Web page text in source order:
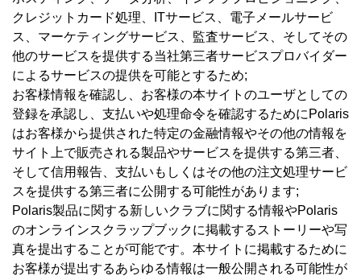
クレジットカード処理、ITサービス、電子メールサービ
ス、マーケティングサービス、監査サービス、そしてその
他のサービスを提供する当社第三者サービスプロバイダー
によるサービスの提供を可能とするため;
お客様情報を確認し、お客様の本サイトのユーザとしての
登録を承認し、支払いや処理命令を確認するためにPolaris
はお客様から提供された特定の金融情報やその他の情報を
サイト上で販売される製品やサービスを提供する第三者、
そして信用報告、支払いもしくはその他の注文処理サービ
スを提供する第三者に公開する可能性があります;
Polaris製品に関する新しいクラブに関する情報やPolaris
のオンラインスクラップブックに掲載するストーリーや写
真を提出することが可能です。本サイトに掲載するために
お客様が提出するあらゆる情報は一般公開される可能性が